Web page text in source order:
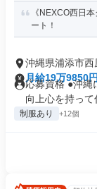
《NEXCO西日
ート！
沖縄県浦添市西
月給19万9850
応募資格 ●沖縄
向上心を持って
制服あり +12個